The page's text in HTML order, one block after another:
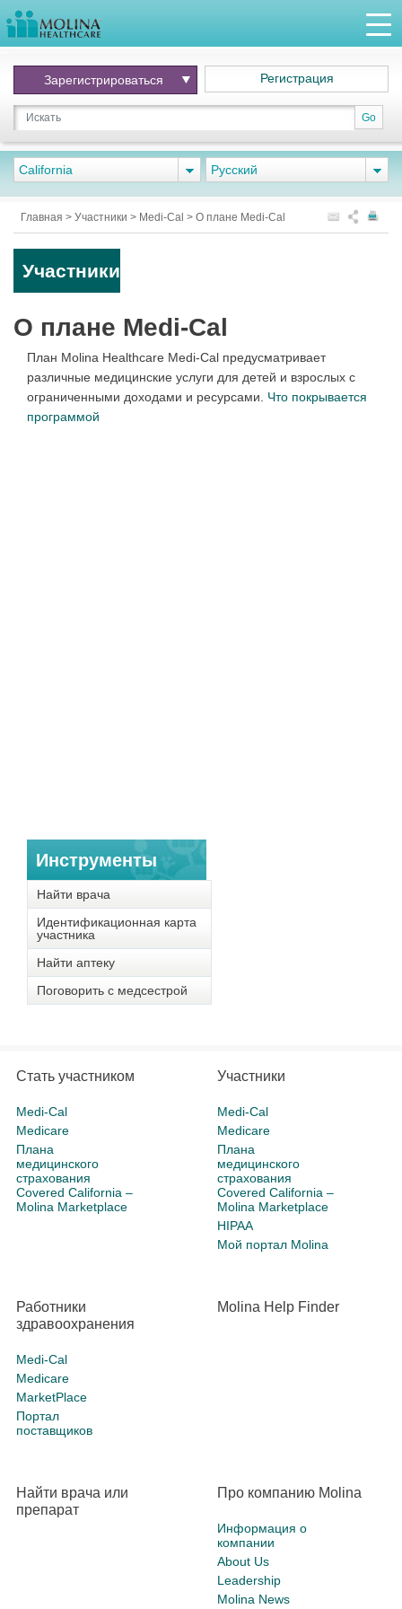
Go
Зарегистрироваться Регистрация
California Pусский
Главная > Участники > Medi-Cal > О плане Medi-Cal
Участники
О плане Medi-Cal
План Molina Healthcare Medi-Cal предусматривает
различные медицинские услуги для детей и взрослых с
ограниченными доходами и ресурсами. Что покрывается
программой
Инструменты
Найти врача
Идентификационная карта
участника
Найти аптеку
Поговорить с медсестрой
Стать участником
Medi-Cal
Medicare
Плана
медицинского
страхования
Covered California –
Molina Marketplace
Участники
Medi-Cal
Medicare
Плана
медицинского
страхования
Covered California –
Molina Marketplace
HIPAA
Мой портал Molina
Работники
здравоохранения
Medi-Cal
Medicare
MarketPlace
Портал
поставщиков
Molina Help Finder
Найти врача или
препарат
Про компанию Molina
Информация о
компании
About Us
Leadership
Molina News